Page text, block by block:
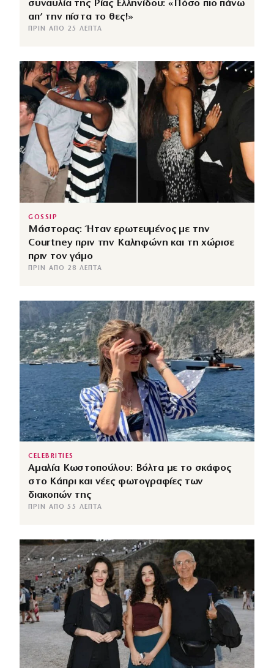
συναυλία της Ρίας Ελληνίδου: «Πόσο πιο πάνω
απ’ την πίστα το θες!»
ΠΡΙΝ ΑΠΌ 25 ΛΕΠΤΆ
GOSSIP
Μάστορας: Ήταν ερωτευμένος με την
Courtney πριν την Καληφώνη και τη χώρισε
πριν τον γάμο
ΠΡΙΝ ΑΠΌ 28 ΛΕΠΤΆ
CELEBRITIES
Αμαλία Κωστοπούλου: Βόλτα με το σκάφος
στο Κάπρι και νέες φωτογραφίες των
διακοπών της
ΠΡΙΝ ΑΠΌ 55 ΛΕΠΤΆ